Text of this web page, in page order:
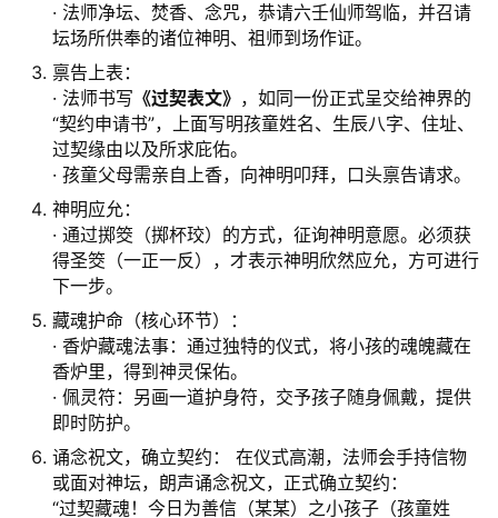
· 法师净坛、焚香、念咒，恭请六壬仙师驾临，并召请
坛场所供奉的诸位神明、祖师到场作证。
禀告上表：
· 法师书写 《过契表文》 ，如同一份正式呈交给神界的
“契约申请书”，上面写明孩童姓名、生辰八字、住址、
过契缘由以及所求庇佑。
· 孩童父母需亲自上香，向神明叩拜，口头禀告请求。
神明应允：
· 通过掷筊（掷杯珓）的方式，征询神明意愿。必须获
得圣筊（一正一反），才表示神明欣然应允，方可进行
下一步。
藏魂护命（核心环节）：
· 香炉藏魂法事：通过独特的仪式，将小孩的魂魄藏在
香炉里，得到神灵保佑。
· 佩灵符：另画一道护身符，交予孩子随身佩戴，提供
即时防护。
诵念祝文，确立契约： 在仪式高潮，法师会手持信物
或面对神坛，朗声诵念祝文，正式确立契约：
“过契藏魂！今日为善信（某某）之小孩子（孩童姓